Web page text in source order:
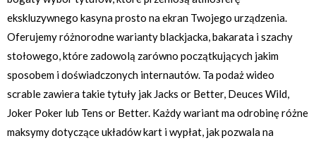
ekskluzywnego kasyna prosto na ekran Twojego urządzenia.
Oferujemy różnorodne warianty blackjacka, bakarata i szachy
stołowego, które zadowolą zarówno początkujących jakim
sposobem i doświadczonych internautów. Ta podaż wideo
scrable zawiera takie tytuły jak Jacks or Better, Deuces Wild,
Joker Poker lub Tens or Better. Każdy wariant ma odrobinę różne
maksymy dotyczące układów kart i wypłat, jak pozwala na